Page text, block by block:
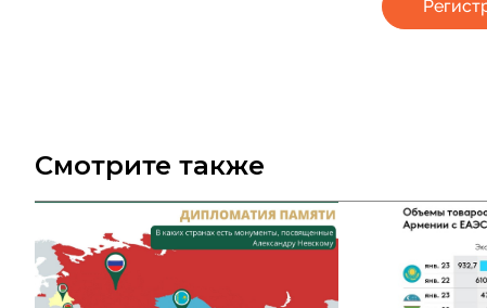
Смотрите также